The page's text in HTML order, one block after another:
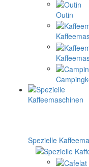
Outin
Spezielle